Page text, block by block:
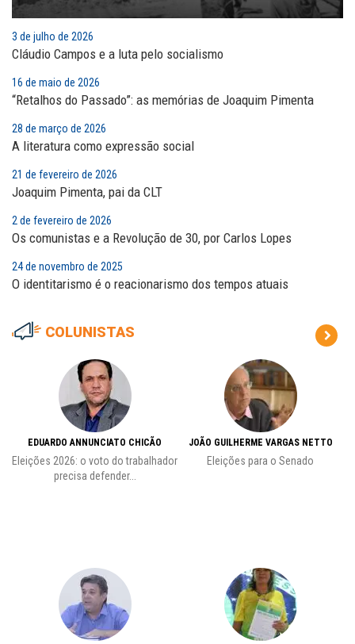
3 de julho de 2026
Cláudio Campos e a luta pelo socialismo
16 de maio de 2026
“Retalhos do Passado”: as memórias de Joaquim Pimenta
28 de março de 2026
A literatura como expressão social
21 de fevereiro de 2026
Joaquim Pimenta, pai da CLT
2 de fevereiro de 2026
Os comunistas e a Revolução de 30, por Carlos Lopes
24 de novembro de 2025
O identitarismo é o reacionarismo dos tempos atuais
COLUNISTAS
EDUARDO ANNUNCIATO CHICÃO
Eleições 2026: o voto do trabalhador
precisa defender...
JOÃO GUILHERME VARGAS NETTO
Eleições para o Senado